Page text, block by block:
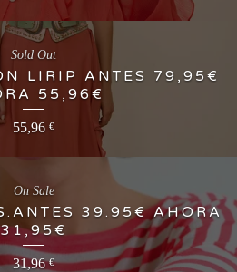
LIRIP ANTES 79,95€
55,96€
55,96 €
Sold Out
39.95€ AHORA
31,95€
31,96€
On Sale